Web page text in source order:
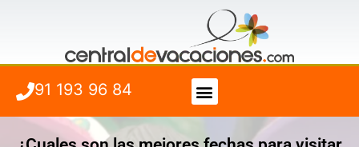
91 193 96 84